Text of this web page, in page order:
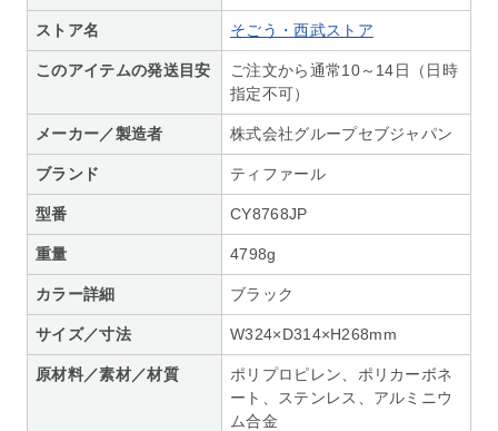
ストア名 そごう・西武ストア
このアイテムの発送目安
ご注文から通常10～14日（日時
指定不可）
メーカー／製造者 株式会社グループセブジャパン
ブランド ティファール
型番 CY8768JP
重量 4798g
カラー詳細 ブラック
サイズ／寸法 W324×D314×H268mm
原材料／素材／材質
ポリプロピレン、ポリカーボネ
ート、ステンレス、アルミニウ
ム合金